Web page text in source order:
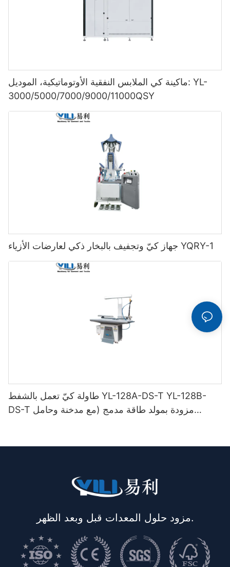
ماكينة كي الملابس النفقية الأوتوماتيكية، الموديل: YL-
3000/5000/7000/9000/11000QSY
جهاز كيّ وتجفيف بالبخار ذكي لعارضات الأزياء YQRY-1
طاولة كيّ تعمل بالشفط YL-128A-DS-T YL-128B-
DS-T مزودة بمولد طاقة مدمج (مع مدخنة وحامل
مزود حلول المعدات قبل وبعد الظهر.